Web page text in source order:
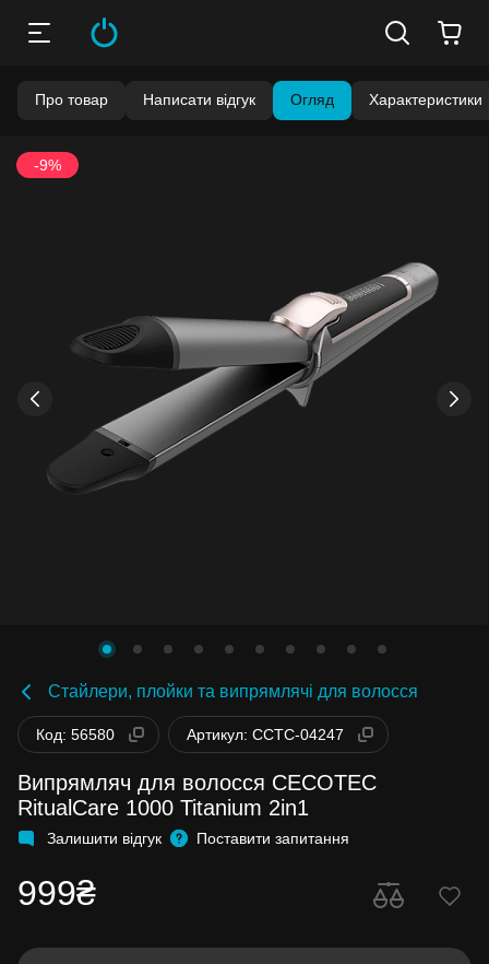
Про товар Написати відгук Огляд Характеристики
‹ ›
-9%
Стайлери, плойки та випрямлячі для волосся
Код: 56580 Артикул: CCTC-04247
Випрямляч для волосся CECOTEC
RitualCare 1000 Titanium 2in1
Залишити відгук Поставити запитання
999₴